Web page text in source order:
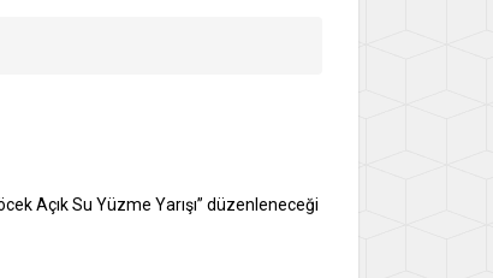
Açık Su Yüzme Yarışı” düzenleneceği